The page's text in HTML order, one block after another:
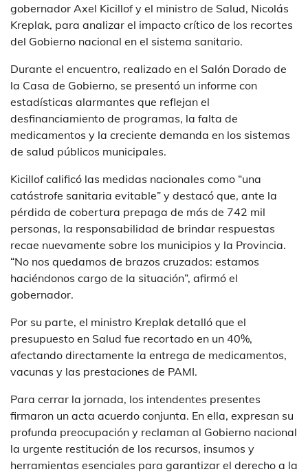
gobernador Axel Kicillof y el ministro de Salud, Nicolás
Kreplak, para analizar el impacto crítico de los recortes
del Gobierno nacional en el sistema sanitario.
Durante el encuentro, realizado en el Salón Dorado de
la Casa de Gobierno, se presentó un informe con
estadísticas alarmantes que reflejan el
desfinanciamiento de programas, la falta de
medicamentos y la creciente demanda en los sistemas
de salud públicos municipales.
Kicillof calificó las medidas nacionales como “una
catástrofe sanitaria evitable” y destacó que, ante la
pérdida de cobertura prepaga de más de 742 mil
personas, la responsabilidad de brindar respuestas
recae nuevamente sobre los municipios y la Provincia.
“No nos quedamos de brazos cruzados: estamos
haciéndonos cargo de la situación”, afirmó el
gobernador.
Por su parte, el ministro Kreplak detalló que el
presupuesto en Salud fue recortado en un 40%,
afectando directamente la entrega de medicamentos,
vacunas y las prestaciones de PAMI.
Para cerrar la jornada, los intendentes presentes
firmaron un acta acuerdo conjunta. En ella, expresan su
profunda preocupación y reclaman al Gobierno nacional
la urgente restitución de los recursos, insumos y
herramientas esenciales para garantizar el derecho a la